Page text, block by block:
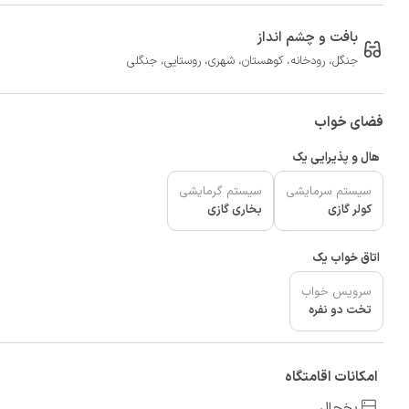
بافت و چشم انداز
جنگل، رودخانه، کوهستان، شهری، روستایی، جنگلی
فضای خواب
هال و پذیرایی یک
سیستم سرمایشی
کولر گازی
سیستم گرمایشی
بخاری گازی
اتاق خواب یک
سرویس خواب
تخت دو نفره
امکانات اقامتگاه